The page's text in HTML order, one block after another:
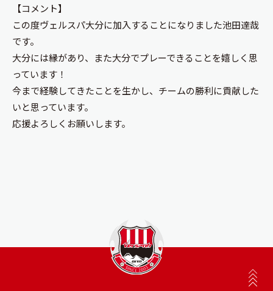
【コメント】
この度ヴェルスパ大分に加入することになりました池田達哉
です。
大分には縁があり、また大分でプレーできることを嬉しく思
っています！
今まで経験してきたことを生かし、チームの勝利に貢献した
いと思っています。
応援よろしくお願いします。